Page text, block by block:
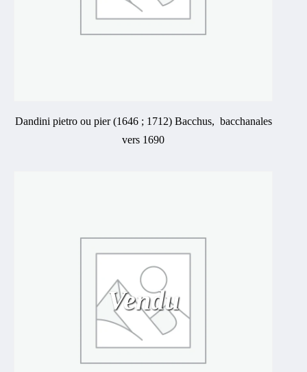
Dandini pietro ou pier (1646 ; 1712) Bacchus, bacchanales
vers 1690
Vendu